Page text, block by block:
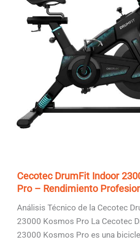
Cecotec DrumFit Indoor
Pro – Rendimiento
Análisis Técnico de la Cecotec
23000 Kosmos Pro La Cecotec
23000 Kosmos Pro es una